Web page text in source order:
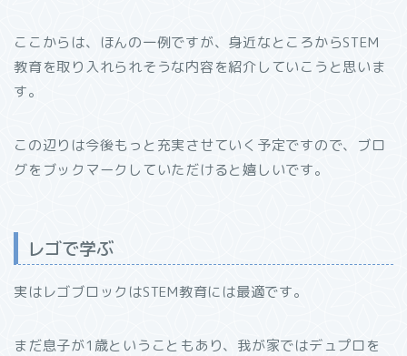
ここからは、ほんの一例ですが、身近なところからSTEM
教育を取り入れられそうな内容を紹介していこうと思いま
す。
この辺りは今後もっと充実させていく予定ですので、ブロ
グをブックマークしていただけると嬉しいです。
レゴで学ぶ
実はレゴブロックはSTEM教育には最適です。
まだ息子が1歳ということもあり、我が家ではデュプロを